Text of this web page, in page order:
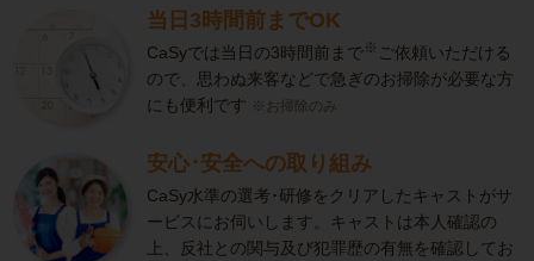
当日3時間前までOK
CaSyでは当日の3時間前まで※ ご依頼いただける
ので、思わぬ来客などで急ぎのお掃除が必要な方
にも便利です ※お掃除のみ
安心･安全への取り組み
CaSy水準の選考･研修をクリアしたキャストがサ
ービスにお伺いします。キャストは本人確認の
上、反社との関与及び犯罪歴の有無を確認してお